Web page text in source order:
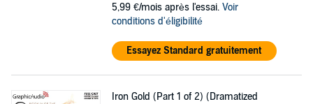
5,99 €/mois après l'essai. Voir
conditions d'éligibilité
Essayez Standard gratuitement
Iron Gold (Part 1 of 2) (Dramatized